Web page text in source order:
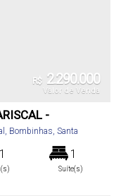
R$ 2.290.000
Valor de Venda
-
, Bombinhas, Santa
1 1
Suíte(s)